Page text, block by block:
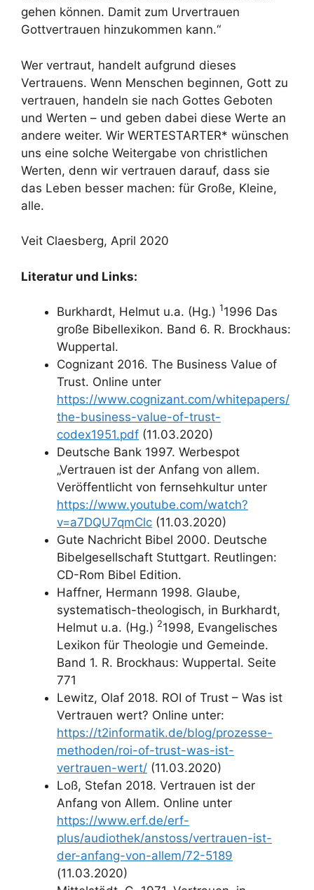
gehen können. Damit zum Urvertrauen
Gottvertrauen hinzukommen kann.“
Wer vertraut, handelt aufgrund dieses
Vertrauens. Wenn Menschen beginnen, Gott zu
vertrauen, handeln sie nach Gottes Geboten
und Werten – und geben dabei diese Werte an
andere weiter. Wir WERTESTARTER* wünschen
uns eine solche Weitergabe von christlichen
Werten, denn wir vertrauen darauf, dass sie
das Leben besser machen: für Große, Kleine,
alle.
Veit Claesberg, April 2020
Literatur und Links:
Burkhardt, Helmut u.a. (Hg.) 11996 Das
große Bibellexikon. Band 6. R. Brockhaus:
Wuppertal.
Cognizant 2016. The Business Value of
Trust. Online unter
https://www.cognizant.com/whitepapers/
the-business-value-of-trust-
codex1951.pdf (11.03.2020)
Deutsche Bank 1997. Werbespot
„Vertrauen ist der Anfang von allem.
Veröffentlicht von fernsehkultur unter
https://www.youtube.com/watch?
v=a7DQU7qmClc (11.03.2020)
Gute Nachricht Bibel 2000. Deutsche
Bibelgesellschaft Stuttgart. Reutlingen:
CD-Rom Bibel Edition.
Haffner, Hermann 1998. Glaube,
systematisch-theologisch, in Burkhardt,
Helmut u.a. (Hg.) 21998, Evangelisches
Lexikon für Theologie und Gemeinde.
Band 1. R. Brockhaus: Wuppertal. Seite
771
Lewitz, Olaf 2018. ROI of Trust – Was ist
Vertrauen wert? Online unter:
https://t2informatik.de/blog/prozesse-
methoden/roi-of-trust-was-ist-
vertrauen-wert/ (11.03.2020)
Loß, Stefan 2018. Vertrauen ist der
Anfang von Allem. Online unter
https://www.erf.de/erf-
plus/audiothek/anstoss/vertrauen-ist-
der-anfang-von-allem/72-5189
(11.03.2020)